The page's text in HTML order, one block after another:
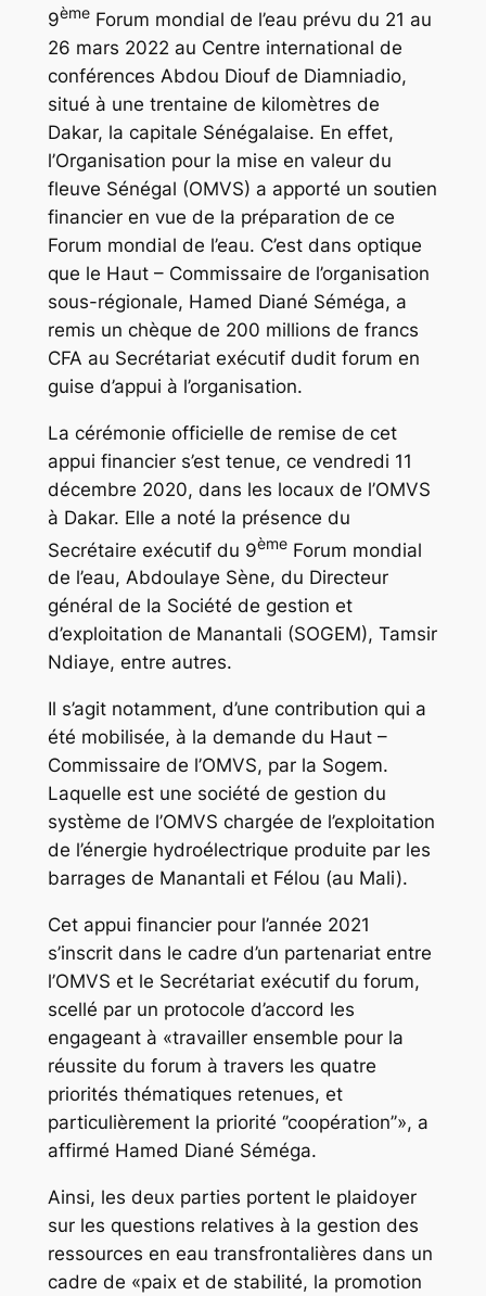
9èmeForum mondial de l’eau prévu du 21 au
26 mars 2022 au Centre international de
conférences Abdou Diouf de Diamniadio,
situé à une trentaine de kilomètres de
Dakar, la capitale Sénégalaise. En effet,
l’Organisation pour la mise en valeur du
fleuve Sénégal (OMVS) a apporté un soutien
financier en vue de la préparation de ce
Forum mondial de l’eau. C’est dans optique
que le Haut – Commissaire de l’organisation
sous-régionale, Hamed Diané Séméga, a
remis un chèque de 200 millions de francs
CFA au Secrétariat exécutif dudit forum en
guise d’appui à l’organisation.
La cérémonie officielle de remise de cet
appui financier s’est tenue, ce vendredi 11
décembre 2020, dans les locaux de l’OMVS
à Dakar. Elle a noté la présence du
Secrétaire exécutif du 9èmeForum mondial
de l’eau, Abdoulaye Sène, du Directeur
général de la Société de gestion et
d’exploitation de Manantali (SOGEM), Tamsir
Ndiaye, entre autres.
Il s’agit notamment, d’une contribution qui a
été mobilisée, à la demande du Haut –
Commissaire de l’OMVS, par la Sogem.
Laquelle est une société de gestion du
système de l’OMVS chargée de l’exploitation
de l’énergie hydroélectrique produite par les
barrages de Manantali et Félou (au Mali).
Cet appui financier pour l’année 2021
s’inscrit dans le cadre d’un partenariat entre
l’OMVS et le Secrétariat exécutif du forum,
scellé par un protocole d’accord les
engageant à «travailler ensemble pour la
réussite du forum à travers les quatre
priorités thématiques retenues, et
particulièrement la priorité ‘’coopération’’», a
affirmé Hamed Diané Séméga.
Ainsi, les deux parties portent le plaidoyer
sur les questions relatives à la gestion des
ressources en eau transfrontalières dans un
cadre de «paix et de stabilité, la promotion